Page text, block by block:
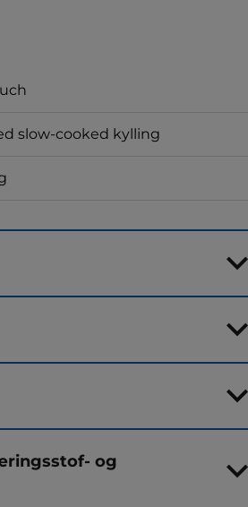
slow-cooked kylling
og